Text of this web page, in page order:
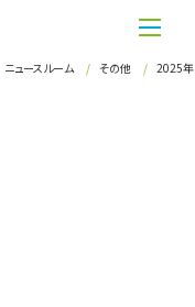
ニュースルーム その他 2025年